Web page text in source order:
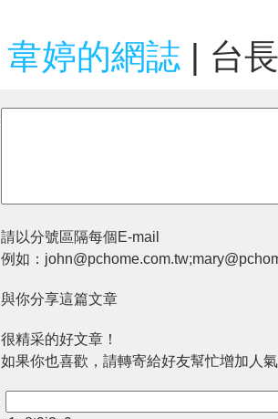
韋婷的網誌 | 台
請以分號區隔每個E-mail
例如：
與你分享這篇文章
很精采的好文章！
如果你也喜歡，請轉寄給好友幫忙增加人